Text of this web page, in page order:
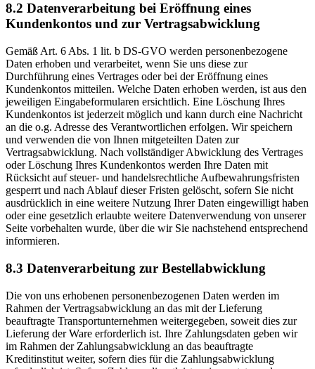
8.2 Datenverarbeitung bei Eröffnung eines
Kundenkontos und zur Vertragsabwicklung
Gemäß Art. 6 Abs. 1 lit. b DS-GVO werden personenbezogene
Daten erhoben und verarbeitet, wenn Sie uns diese zur
Durchführung eines Vertrages oder bei der Eröffnung eines
Kundenkontos mitteilen. Welche Daten erhoben werden, ist aus den
jeweiligen Eingabeformularen ersichtlich. Eine Löschung Ihres
Kundenkontos ist jederzeit möglich und kann durch eine Nachricht
an die o.g. Adresse des Verantwortlichen erfolgen. Wir speichern
und verwenden die von Ihnen mitgeteilten Daten zur
Vertragsabwicklung. Nach vollständiger Abwicklung des Vertrages
oder Löschung Ihres Kundenkontos werden Ihre Daten mit
Rücksicht auf steuer- und handelsrechtliche Aufbewahrungsfristen
gesperrt und nach Ablauf dieser Fristen gelöscht, sofern Sie nicht
ausdrücklich in eine weitere Nutzung Ihrer Daten eingewilligt haben
oder eine gesetzlich erlaubte weitere Datenverwendung von unserer
Seite vorbehalten wurde, über die wir Sie nachstehend entsprechend
informieren.
8.3 Datenverarbeitung zur Bestellabwicklung
Die von uns erhobenen personenbezogenen Daten werden im
Rahmen der Vertragsabwicklung an das mit der Lieferung
beauftragte Transportunternehmen weitergegeben, soweit dies zur
Lieferung der Ware erforderlich ist. Ihre Zahlungsdaten geben wir
im Rahmen der Zahlungsabwicklung an das beauftragte
Kreditinstitut weiter, sofern dies für die Zahlungsabwicklung